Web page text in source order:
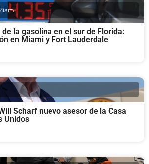
la gasolina en el sur de Florida:
en Miami y Fort Lauderdale
Scharf nuevo asesor de la Casa
Unidos